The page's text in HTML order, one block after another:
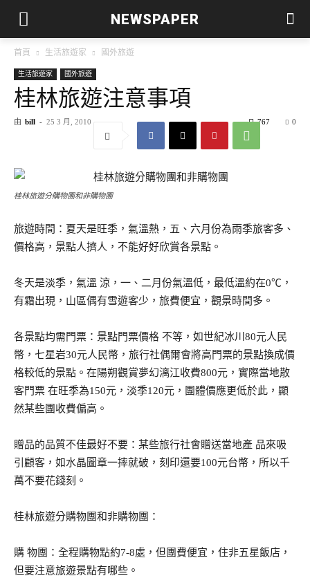
NEWSPAPER
首頁 生活旅遊家 國外旅遊
生活旅遊家 國外旅遊
桂林旅遊注意事項
由 bill - 25 3 月, 2010 0
767
桂林旅遊分購物團和非購物團
旅遊時間：夏天是旺季，氣溫熱，五、六月份為雨季旅客多、
價格高，景點人擠人，不能好好欣賞各景點。
冬天是淡季，氣溫 涼，一、二月份氣溫低，最低溫約在0℃，
有霜出現，山區偶有雪遊客少，旅費便宜，觀景時間多。
各景點均需門票：景點門票價格 不等，如世紀冰川80元人民
幣，七星岩30元人民幣，旅行社偶爾會將高門票的景點換成價
格較低的景點。在陽朔觀賞夢幻漓江收費800元，實際當地散
客門票 在旺季為150元，淡季120元，團體價應更低於此，顯
然某些團收費偏高。
贈品的品質不佳最好不要：某些旅行社會贈送當地產 品來吸
引顧客，如水晶圖章一摔就破，刻印還要100元台幣，所以千
萬不要花錢刻。
桂林旅遊分購物團和非購物團：
購 物團：全程購物點約7-8處，但團費便宜，住非五星飯店，
但要注意旅遊景點有哪些。